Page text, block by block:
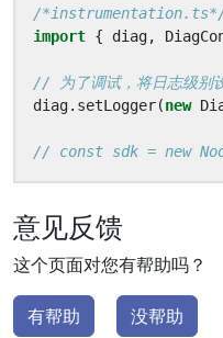
/
import { diag,
diag. setLogger(new
意见反馈
这个页面对您有帮助吗？
有帮助 没帮助